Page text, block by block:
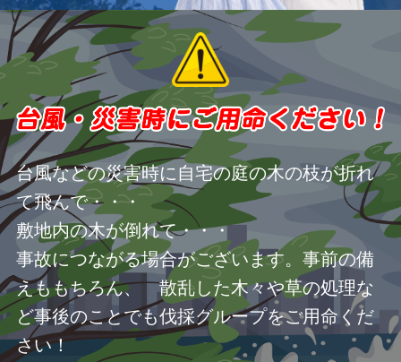
台風などの災害時に自宅の庭の木の枝が折れ
て飛んで・・・
敷地内の木が倒れて・・・
事故につながる場合がございます。事前の備
えももちろん、 散乱した木々や草の処理な
ど事後のことでも伐採グループをご用命くだ
さい！